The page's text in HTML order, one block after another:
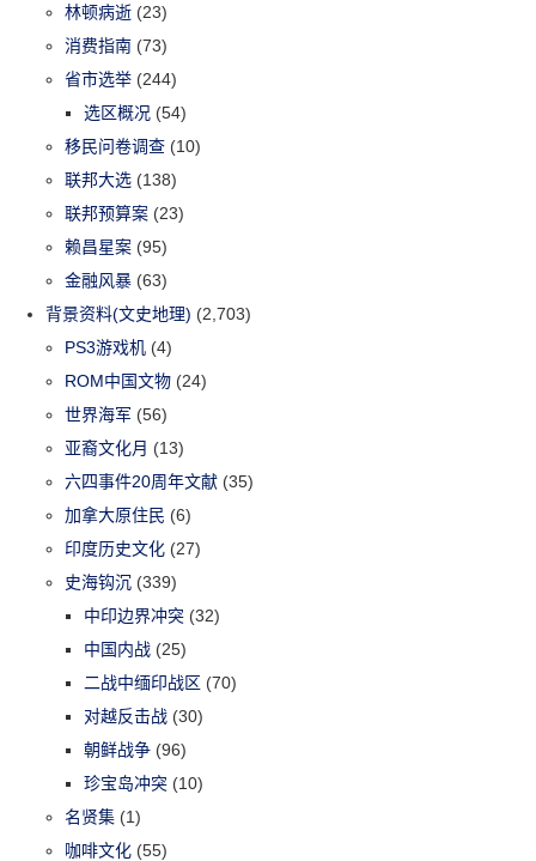
林顿病逝 (23)
消费指南 (73)
省市选举 (244)
选区概况 (54)
移民问卷调查 (10)
联邦大选 (138)
联邦预算案 (23)
赖昌星案 (95)
金融风暴 (63)
背景资料(文史地理) (2,703)
PS3游戏机 (4)
ROM中国文物 (24)
世界海军 (56)
亚裔文化月 (13)
六四事件20周年文献 (35)
加拿大原住民 (6)
印度历史文化 (27)
史海钩沉 (339)
中印边界冲突 (32)
中国内战 (25)
二战中缅印战区 (70)
对越反击战 (30)
朝鲜战争 (96)
珍宝岛冲突 (10)
名贤集 (1)
咖啡文化 (55)